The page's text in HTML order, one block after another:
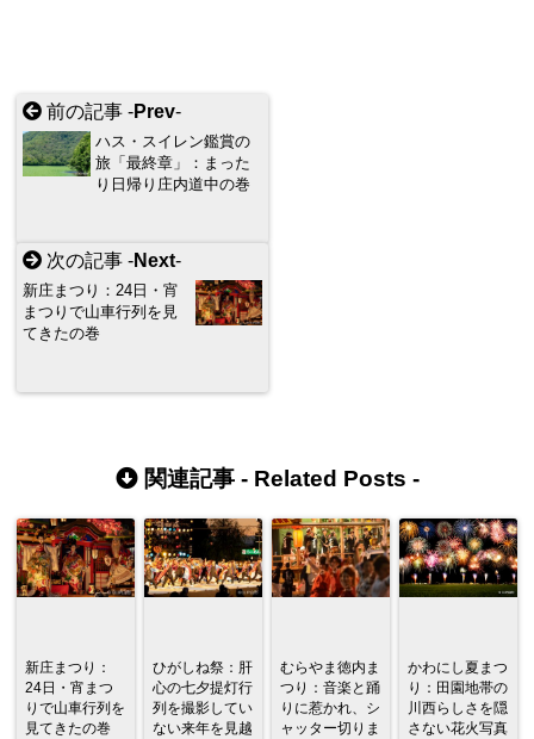
前の記事 -Prev-
ハス・スイレン鑑賞の
旅「最終章」：まった
り日帰り庄内道中の巻
次の記事 -Next-
新庄まつり：24日・宵
まつりで山車行列を見
てきたの巻
関連記事 - Related Posts -
新庄まつり：
24日・宵まつ
りで山車行列を
見てきたの巻
ひがしね祭：肝
心の七夕提灯行
列を撮影してい
ない来年を見越
むらやま徳内ま
つり：音楽と踊
りに惹かれ、シ
ャッター切りま
かわにし夏まつ
り：田園地帯の
川西らしさを隠
さない花火写真